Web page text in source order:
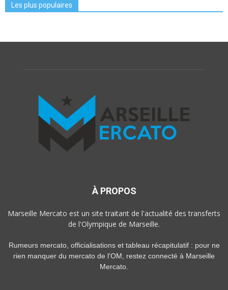
Les plus populaires
À PROPOS
Marseille Mercato est un site traitant de l'actualité des transferts
de l'Olympique de Marseille.
Rumeurs mercato, officialisations et tableau récapitulatif : pour ne
rien manquer du mercato de l'OM, restez connecté à Marseille
Mercato.